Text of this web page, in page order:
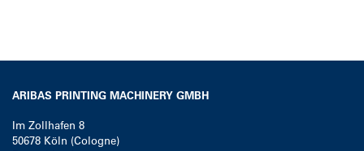
ARIBAS PRINTING MACHINERY GMBH
Im Zollhafen 8
50678 Köln (Cologne)